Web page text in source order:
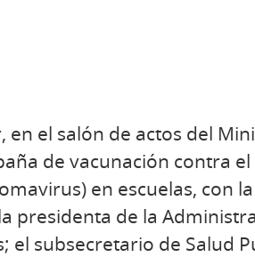
en el salón de actos del
de vacunación contra
en escuelas, con
presidenta de la
el subsecretario de Salud